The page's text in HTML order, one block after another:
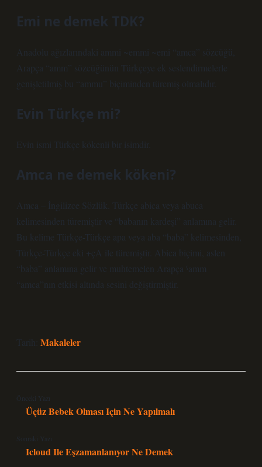
Emi ne demek TDK?
Anadolu ağızlarındaki ammi ~emmi ~emi “amca” sözcüğü,
Arapça “amm” sözcüğünün Türkçeye ek seslendirmelerle
genişletilmiş bu “ammu” biçiminden türemiş olmalıdır.
Evin Türkçe mi?
Evin ismi Türkçe kökenli bir isimdir.
Amca ne demek kökeni?
Amca – İngilizce Sözlük. Türkçe abica veya abuca
kelimesinden türemiştir ve “babanın kardeşi” anlamına gelir.
Bu kelime Türkçe-Türkçe apa veya aba “baba” kelimesinden,
Türkçe-Türkçe eki +çA ile türemiştir. Abica biçimi, aslen
“baba” anlamına gelir ve muhtemelen Arapça ˁamm
“amca”nın etkisi altında sesini değiştirmiştir.
Tarih: Makaleler
Önceki Yazı
Üçüz Bebek Olması Için Ne Yapılmalı
Sonraki Yazı
Icloud Ile Eşzamanlanıyor Ne Demek